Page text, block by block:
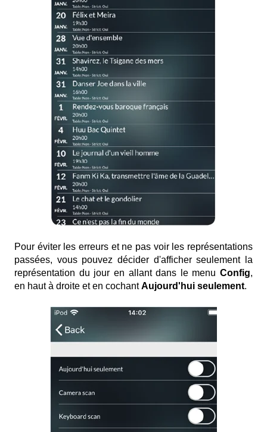
Pour éviter les erreurs et ne pas voir les représentations
passées, vous pouvez décider d'afficher seulement la
représentation du jour en allant dans le menu Config,
en haut à droite et en cochantAujourd'hui seulement.